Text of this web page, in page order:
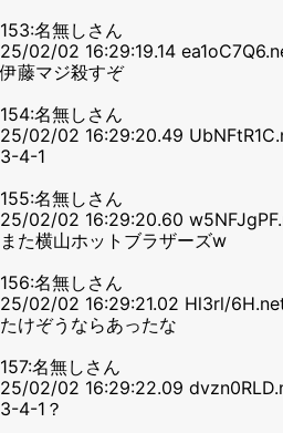
153:名無しさん
25/02/02 16:29:19.14
伊藤マジ殺すぞ
154:名無しさん
25/02/02 16:29:20.49
3-4-1
155:名無しさん
25/02/02 16:29:20.60
また横山ホットブラザーズw
156:名無しさん
25/02/02 16:29:21.02 Hl3rl/
たけぞうならあったな
157:名無しさん
25/02/02 16:29:22.09
3-4-1？